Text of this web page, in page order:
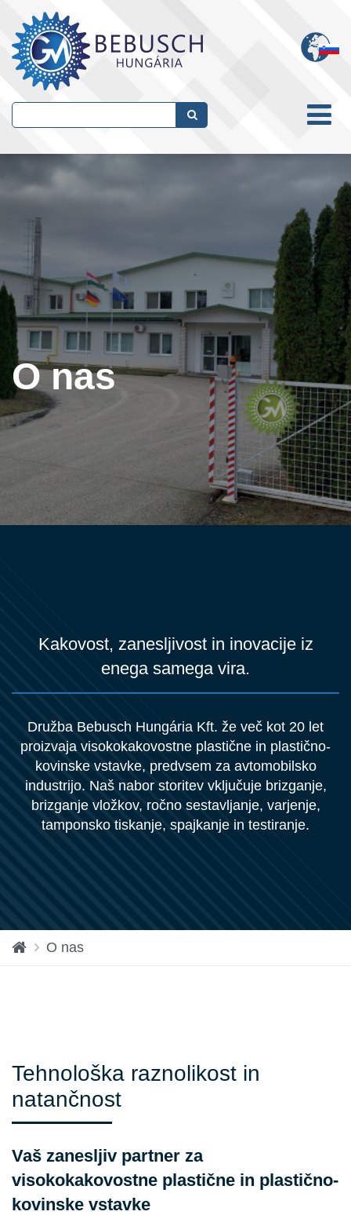
O nas
Kakovost, zanesljivost in inovacije iz
enega samega vira.
Družba Bebusch Hungária Kft. že več kot 20 let
proizvaja visokokakovostne plastične in plastično-
kovinske vstavke, predvsem za avtomobilsko
industrijo. Naš nabor storitev vključuje brizganje,
brizganje vložkov, ročno sestavljanje, varjenje,
tamponsko tiskanje, spajkanje in testiranje.
H
O nas
Tehnološka raznolikost in
natančnost
Vaš zanesljiv partner za
visokokakovostne plastične in plastično-
kovinske vstavke